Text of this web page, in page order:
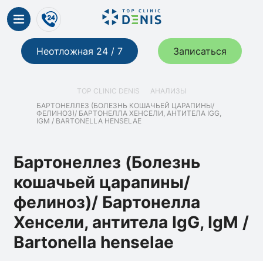
Неотложная 24 / 7 Записаться
TOP CLINIC DENIS
АНАЛИЗЫ
БАРТОНЕЛЛЕЗ (БОЛЕЗНЬ КОШАЧЬЕЙ ЦАРАПИНЫ/
ФЕЛИНОЗ)/ БАРТОНЕЛЛА ХЕНСЕЛИ, АНТИТЕЛА IGG,
IGM / BARTONELLA HENSELAE
Бартонеллез (Болезнь
кошачьей царапины/
фелиноз)/ Бартонелла
Хенсели, антитела IgG, IgM /
Bartonella henselae